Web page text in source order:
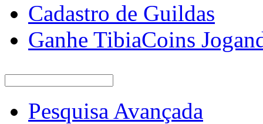
Cadastro de Guildas
Ganhe TibiaCoins
Pesquisa Avançada